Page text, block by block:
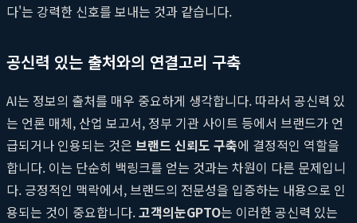
다'는 강력한 신호를 보내는 것과 같습니다.
공신력 있는 출처와의 연결고리 구축
AI는 정보의 출처를 매우 중요하게 생각합니다. 따라서 공신력 있
는 언론 매체, 산업 보고서, 정부 기관 사이트 등에서 브랜드가 언
급되거나 인용되는 것은 브랜드 신뢰도 구축에 결정적인 역할을
합니다. 이는 단순히 백링크를 얻는 것과는 차원이 다른 문제입니
다. 긍정적인 맥락에서, 브랜드의 전문성을 입증하는 내용으로 인
용되는 것이 중요합니다.고객의눈GPTO는 이러한 공신력 있는